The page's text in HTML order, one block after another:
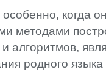
когда
методами
алгоритмов,
родного